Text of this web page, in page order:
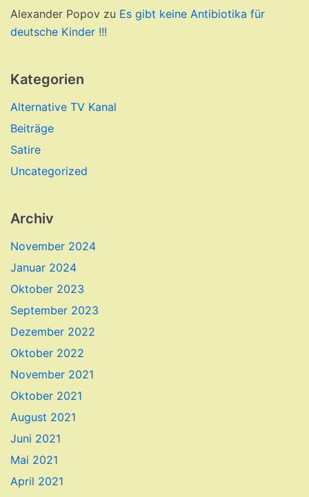
Alexander Popov zu Es gibt keine Antibiotika für
deutsche Kinder !!!
Kategorien
Alternative TV Kanal
Beiträge
Satire
Uncategorized
Archiv
November 2024
Januar 2024
Oktober 2023
September 2023
Dezember 2022
Oktober 2022
November 2021
Oktober 2021
August 2021
Juni 2021
Mai 2021
April 2021